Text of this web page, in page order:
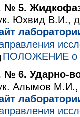
№ 5.
Юхвид В.И.,
ПОЛОЖЕНИЕ о
№ 6. Ударно-
Алымов М.И.